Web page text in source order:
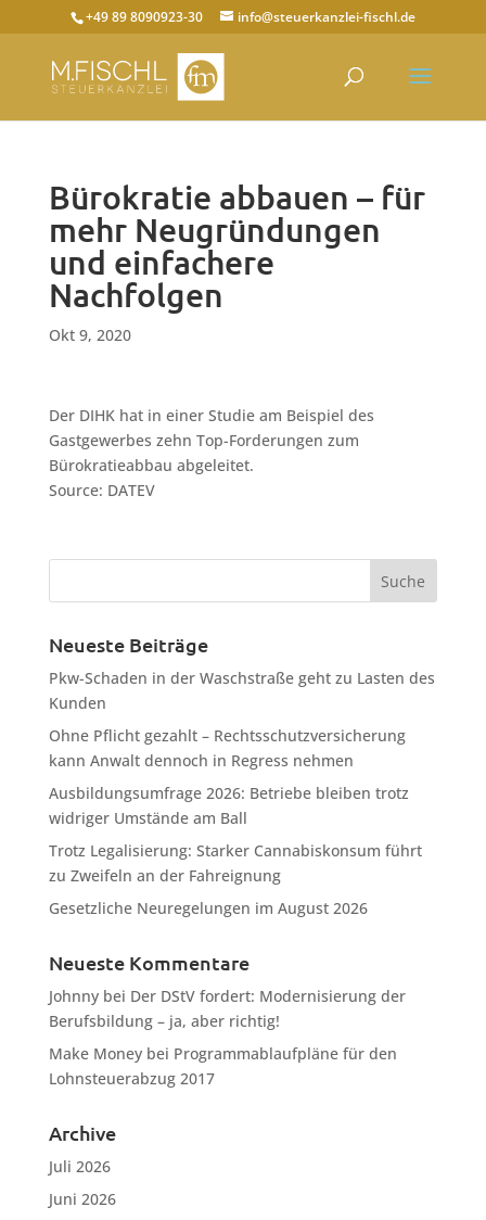
+49 89 8090923-30 info@steuerkanzlei-fischl.de
Bürokratie abbauen – für
mehr Neugründungen
und einfachere
Nachfolgen
Okt 9, 2020
Der DIHK hat in einer Studie am Beispiel des
Gastgewerbes zehn Top-Forderungen zum
Bürokratieabbau abgeleitet.
Source: DATEV
Neueste Beiträge
Pkw-Schaden in der Waschstraße geht zu Lasten des
Kunden
Ohne Pflicht gezahlt – Rechtsschutzversicherung
kann Anwalt dennoch in Regress nehmen
Ausbildungsumfrage 2026: Betriebe bleiben trotz
widriger Umstände am Ball
Trotz Legalisierung: Starker Cannabiskonsum führt
zu Zweifeln an der Fahreignung
Gesetzliche Neuregelungen im August 2026
Neueste Kommentare
Johnnybei Der DStV fordert: Modernisierung der
Berufsbildung – ja, aber richtig!
Make Moneybei Programmablaufpläne für den
Lohnsteuerabzug 2017
Archive
Juli 2026
Juni 2026